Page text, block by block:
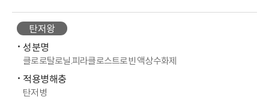
탄저왕
성분명
클로로탈로닐.피라클로스트로빈 액상수화제
적용병해충
탄저병